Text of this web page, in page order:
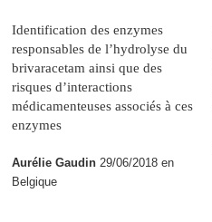
Identification des enzymes
responsables de l’hydrolyse du
brivaracetam ainsi que des
risques d’interactions
médicamenteuses associés à ces
enzymes
Aurélie Gaudin 29/06/2018 en
Belgique